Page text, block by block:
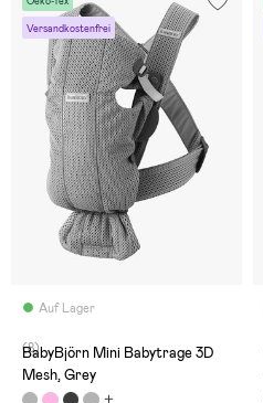
Versandkostenfrei
Auf Lager
(8)
BabyBjörn Mini Babytrage 3D
Mesh, Grey